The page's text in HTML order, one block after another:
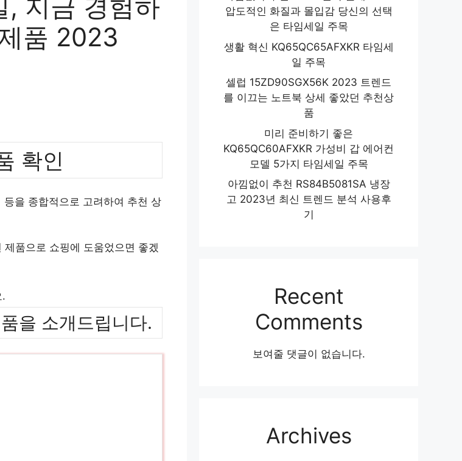
, 지금 경험하
품 2023
확인
을 종합적으로 고려하여 추천 상
품으로 쇼핑에 도움었으면 좋겠
.
을 소개드립니다.
압도적인 화질과 몰입감 당신의 선택
은 타임세일 주목
생활 혁신 KQ65QC65AFXKR 타임세
일 주목
셀럽 15ZD90SGX56K 2023 트렌드
를 이끄는 노트북 상세 좋았던 추천상
품
미리 준비하기 좋은
KQ65QC60AFXKR 가성비 갑 에어컨
모델 5가지 타임세일 주목
아낌없이 추천 RS84B5081SA 냉장
고 2023년 최신 트렌드 분석 사용후
기
Recent
Comments
보여줄 댓글이 없습니다.
Archives